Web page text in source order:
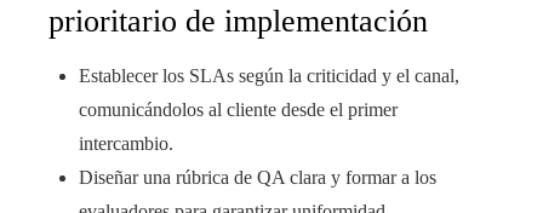
prioritario de implementación
Establecer los SLAs según la criticidad y el canal,
comunicándolos al cliente desde el primer
intercambio.
Diseñar una rúbrica de QA clara y formar a los